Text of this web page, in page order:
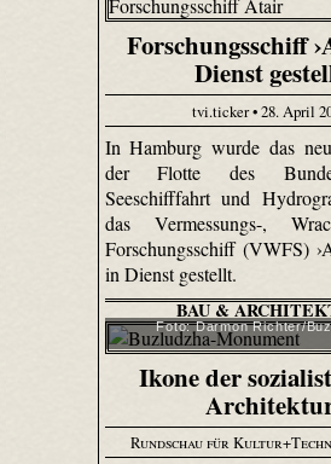
Forschungsschiff
Dienst
tvi.ticker • 28. April
In Hamburg wurde das
der Flotte des
Seeschifffahrt und
das Vermessungs-,
Forschungsschiff (VWFS)
in Dienst gestellt.
BAU &
Foto: Darmon Richter/
Ikone der
Rundschau für